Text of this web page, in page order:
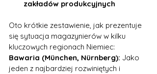
zakładów produkcyjnych
Oto krótkie zestawienie, jak prezentuje
się sytuacja magazynierów w kilku
kluczowych regionach Niemiec:
Bawaria (München, Nürnberg): Jako
jeden z najbardziej rozwiniętych i